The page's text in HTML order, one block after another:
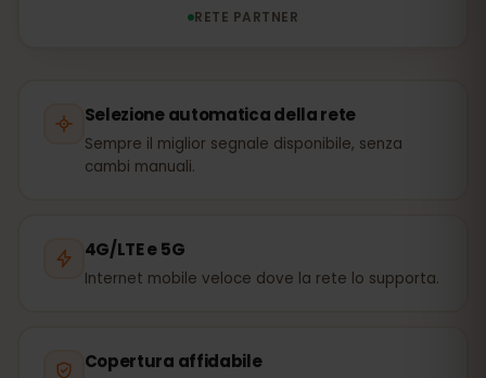
RETE PARTNER
Selezione automatica della rete
Sempre il miglior segnale disponibile, senza
cambi manuali.
4G/LTE e 5G
Internet mobile veloce dove la rete lo supporta.
Copertura affidabile